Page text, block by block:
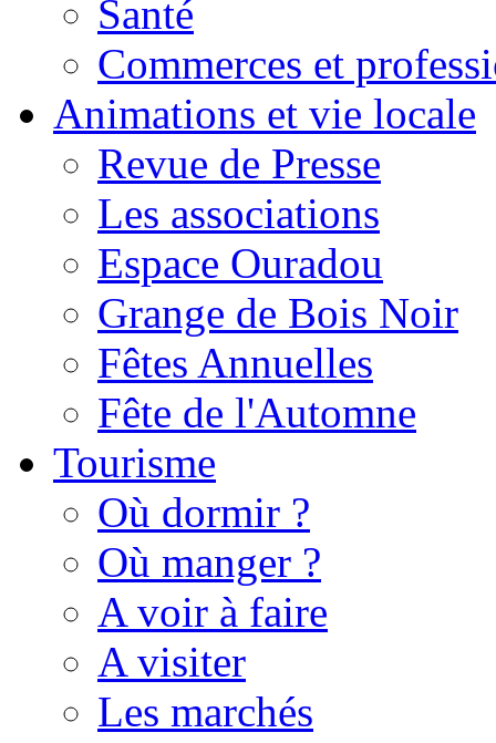
Santé
Commerces et
Animations et vie locale
Revue de Presse
Les associations
Espace Ouradou
Grange de Bois Noir
Fêtes Annuelles
Fête de l'Automne
Tourisme
Où dormir ?
Où manger ?
A voir à faire
A visiter
Les marchés